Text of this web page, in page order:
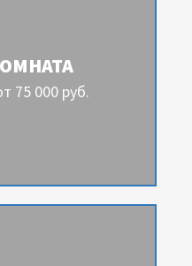
75 000 руб.